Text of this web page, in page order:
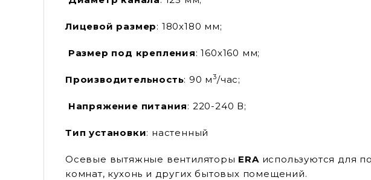
Лицевой размер: 180х180 мм;
Размер под крепления: 160х160 мм;
Производительность: 90 м3/час;
Напряжение питания: 220-240 В;
Тип установки: настенный
Осевые вытяжные вентиляторы ERA используются для
комнат, кухонь и других бытовых помещений.